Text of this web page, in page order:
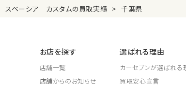
スペーシア カスタムの買取実績 千葉県
お店を探す
店舗一覧
店舗からのお知らせ
選ばれる理由
カーセブンが選ばれる
買取安心宣言